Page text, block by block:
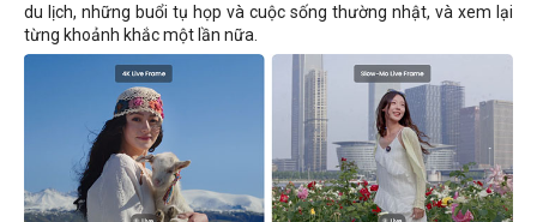
du lịch, những buổi tụ họp và cuộc sống thường nhật, và xem lại
từng khoảnh khắc một lần nữa.